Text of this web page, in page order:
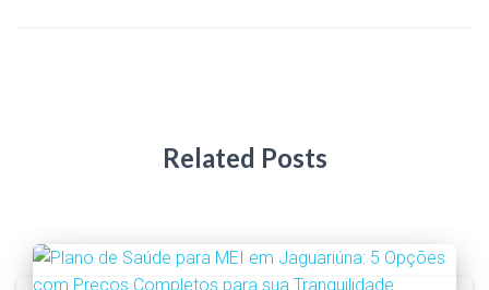
Related Posts